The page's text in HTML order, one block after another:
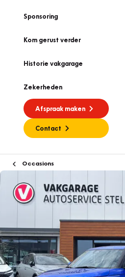
Sponsoring
Kom gerust verder
Historie vakgarage
Zekerheden
Afspraak maken
Contact
Occasions